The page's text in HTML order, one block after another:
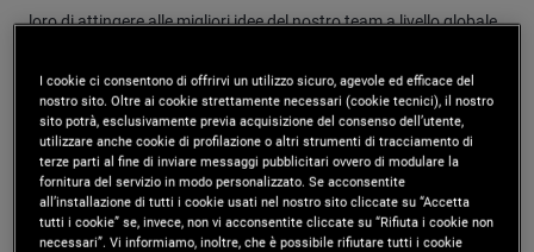
loro di attingere alle migliori idee del nostro team a livello globale.
Temi macro Ricerca sui singoli titoli Scienze
Temi macro
I cookie ci consentono di offrirvi un utilizzo sicuro, agevole ed efficace del
nostro sito. Oltre ai cookie strettamente necessari (cookie tecnici), il nostro
sito potrà, esclusivamente previa acquisizione del consenso dell’utente,
utilizzare anche cookie di profilazione o altri strumenti di tracciamento di
terze parti al fine di inviare messaggi pubblicitari ovvero di modulare la
fornitura del servizio in modo personalizzato. Se acconsentite
all’installazione di tutti i cookie usati nel nostro sito cliccate su “Accetta
tutti i cookie” se, invece, non vi acconsentite cliccate su “Rifiuta i cookie non
necessari”. Vi informiamo, inoltre, che è possibile rifiutare tutti i cookie